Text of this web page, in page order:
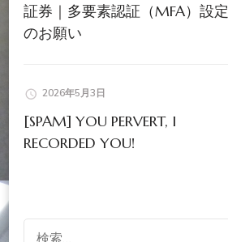
証券｜多要素認証（MFA）設定
のお願い
2026年5月3日
[SPAM] YOU PERVERT, I
RECORDED YOU!
検